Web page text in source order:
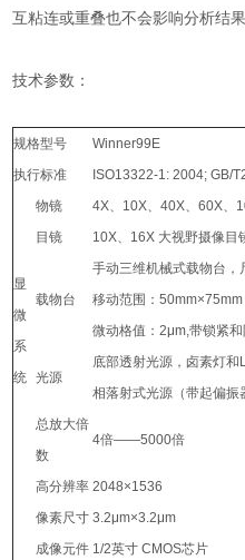
互粘连或重叠也不会影响分析结
技术参数：
规格型号
Winner99E
执行标准
ISO13322-1: 2004; GB/
显
微
系
统
物镜
4X、10X、40X、60X、
目镜
10X、16X 大视野摄像目
载物台
手动三维机械式载物台，
移动范围：50mm×75mm
微动格值：2μm,带锁紧
光源
底部透射光源，卤素灯
相落射式光源（带起偏振
总放大倍
数
4倍——5000倍
高分辨率 2048×1536
像素尺寸 3.2μm×3.2μm
成像元件 1/2英寸 CMOS芯片